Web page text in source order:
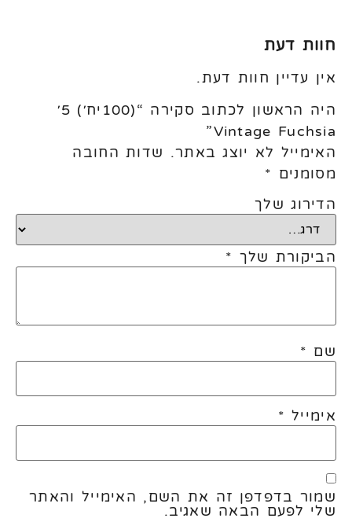
חוות דעת
אין עדיין חוות דעת.
היה הראשון לכתוב סקירה “(100יח׳) 5׳
Vintage Fuchsia”
האימייל לא יוצג באתר. שדות החובה
מסומנים *
הדירוג שלך
הביקורת שלך *
שם *
אימייל *
שמור בדפדפן זה את השם, האימייל והאתר
שלי לפעם הבאה שאגיב.